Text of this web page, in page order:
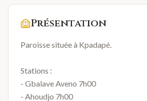
Présentation
Paroisse située à Kpadapé.
Stations :
- Gbalave Aveno 7h00
- Ahoudjo 7h00